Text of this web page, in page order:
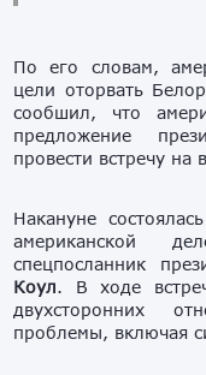
По его словам,
цели оторвать
сообшил, что
предложение
провести встречу
Накануне
американской
спецпосланник
Коул. В ходе
двухсторонних
проблемы, включая